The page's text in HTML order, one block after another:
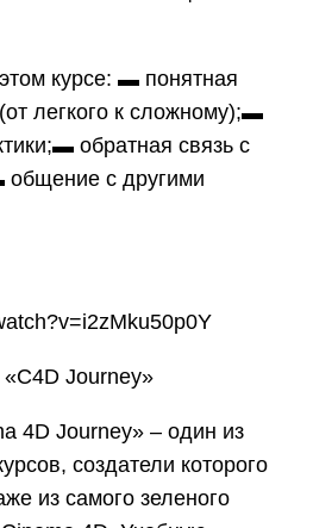
курсе: ▬ понятная
легкого к сложному);▬
обратная связь с
с другими
Journey»
4D Journey» – один из
создатели которого
из самого зеленого